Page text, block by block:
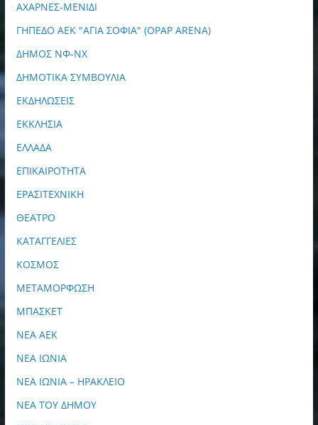
ΑΧΑΡΝΕΣ-ΜΕΝΙΔΙ
ΓΗΠΕΔΟ ΑΕΚ "ΑΓΙΑ ΣΟΦΙΑ" (OPAP ARENA)
ΔΗΜΟΣ ΝΦ-ΝΧ
ΔΗΜΟΤΙΚΑ ΣΥΜΒΟΥΛΙΑ
ΕΚΔΗΛΩΣΕΙΣ
ΕΚΚΛΗΣΙΑ
ΕΛΛΑΔΑ
ΕΠΙΚΑΙΡΟΤΗΤΑ
ΕΡΑΣΙΤΕΧΝΙΚΗ
ΘΕΑΤΡΟ
ΚΑΤΑΓΓΕΛΙΕΣ
ΚΟΣΜΟΣ
ΜΕΤΑΜΟΡΦΩΣΗ
ΜΠΑΣΚΕΤ
ΝΕΑ ΑΕΚ
ΝΕΑ ΙΩΝΙΑ
ΝΕΑ ΙΩΝΙΑ – ΗΡΑΚΛΕΙΟ
ΝΕΑ ΤΟΥ ΔΗΜΟΥ